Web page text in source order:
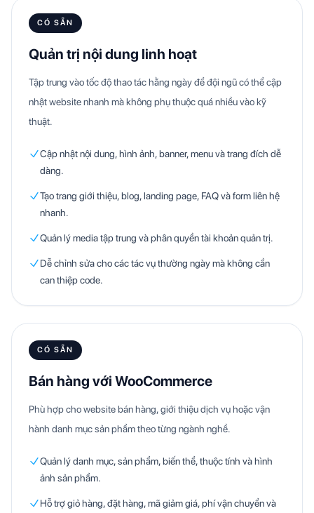
CÓ SẴN
Quản trị nội dung linh hoạt
Tập trung vào tốc độ thao tác hằng ngày để đội ngũ có thể cập
nhật website nhanh mà không phụ thuộc quá nhiều vào kỹ
thuật.
Cập nhật nội dung, hình ảnh, banner, menu và trang đích dễ
dàng.
Tạo trang giới thiệu, blog, landing page, FAQ và form liên hệ
nhanh.
Quản lý media tập trung và phân quyền tài khoản quản trị.
Dễ chỉnh sửa cho các tác vụ thường ngày mà không cần
can thiệp code.
CÓ SẴN
Bán hàng với WooCommerce
Phù hợp cho website bán hàng, giới thiệu dịch vụ hoặc vận
hành danh mục sản phẩm theo từng ngành nghề.
Quản lý danh mục, sản phẩm, biến thể, thuộc tính và hình
ảnh sản phẩm.
Hỗ trợ giỏ hàng, đặt hàng, mã giảm giá, phí vận chuyển và